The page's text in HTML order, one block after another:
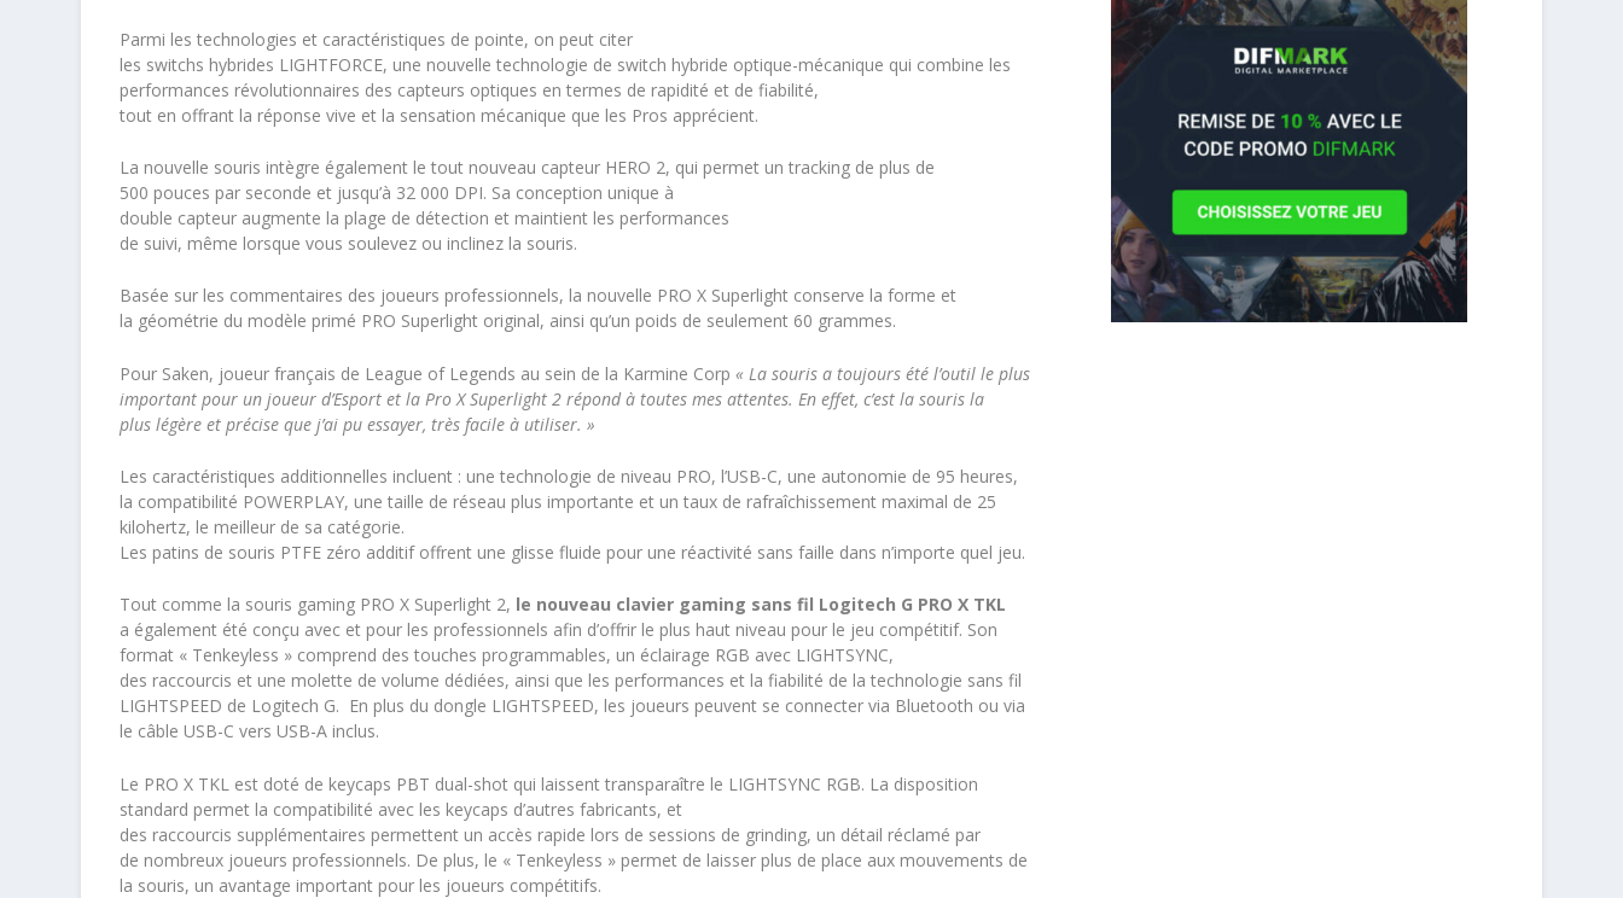
Parmi les technologies et caractéristiques de pointe, on peut citer
les switchs hybrides LIGHTFORCE, une nouvelle technologie de switch hybride optique-mécanique qui combine les
performances révolutionnaires des capteurs optiques en termes de rapidité et de fiabilité,
tout en offrant la réponse vive et la sensation mécanique que les Pros apprécient.
La nouvelle souris intègre également le tout nouveau capteur HERO 2, qui permet un tracking de plus de
500 pouces par seconde et jusqu’à 32 000 DPI. Sa conception unique à
double capteur augmente la plage de détection et maintient les performances
de suivi, même lorsque vous soulevez ou inclinez la souris.
Basée sur les commentaires des joueurs professionnels, la nouvelle PRO X Superlight conserve la forme et
la géométrie du modèle primé PRO Superlight original, ainsi qu’un poids de seulement 60 grammes.
Pour Saken, joueur français de League of Legends au sein de la Karmine Corp« La souris a toujours été l’outil le plus
important pour un joueur d’Esport et la Pro X Superlight 2 répond à toutes mes attentes. En effet, c’est la souris la
plus légère et précise que j’ai pu essayer, très facile à utiliser. »
Les caractéristiques additionnelles incluent : une technologie de niveau PRO, l’USB-C, une autonomie de 95 heures,
la compatibilité POWERPLAY, une taille de réseau plus importante et un taux de rafraîchissement maximal de 25
kilohertz, le meilleur de sa catégorie.
Les patins de souris PTFE zéro additif offrent une glisse fluide pour une réactivité sans faille dans n’importe quel jeu.
Tout comme la souris gaming PRO X Superlight 2, le nouveau clavier gaming sans fil Logitech G PRO X TKL
a également été conçu avec et pour les professionnels afin d’offrir le plus haut niveau pour le jeu compétitif. Son
format « Tenkeyless » comprend des touches programmables, un éclairage RGB avec LIGHTSYNC,
des raccourcis et une molette de volume dédiées, ainsi que les performances et la fiabilité de la technologie sans fil
LIGHTSPEED de Logitech G. En plus du dongle LIGHTSPEED, les joueurs peuvent se connecter via Bluetooth ou via
le câble USB-C vers USB-A inclus.
Le PRO X TKL est doté de keycaps PBT dual-shot qui laissent transparaître le LIGHTSYNC RGB. La disposition
standard permet la compatibilité avec les keycaps d’autres fabricants, et
des raccourcis supplémentaires permettent un accès rapide lors de sessions de grinding, un détail réclamé par
de nombreux joueurs professionnels. De plus, le « Tenkeyless » permet de laisser plus de place aux mouvements de
la souris, un avantage important pour les joueurs compétitifs.